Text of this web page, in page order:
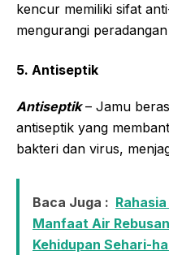
kencur memiliki sifat
mengurangi
5. Antiseptik
Antiseptik– Jamu
antiseptik yang
bakteri dan virus,
Baca Juga :
Manfaat Air
Kehidupan Sehari-